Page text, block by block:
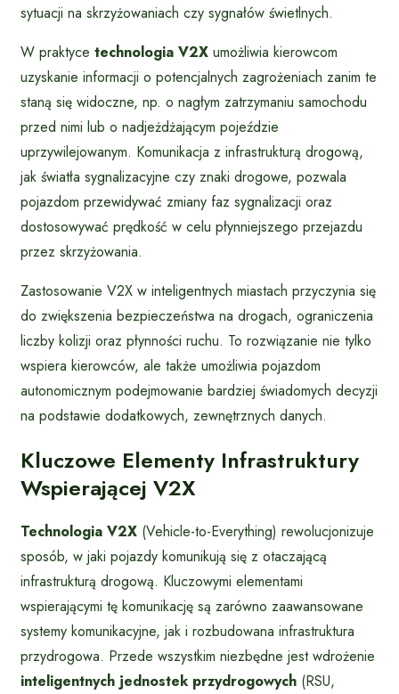
sytuacji na skrzyżowaniach czy sygnałów świetlnych.
W praktyce technologia V2X umożliwia kierowcom
uzyskanie informacji o potencjalnych zagrożeniach zanim te
staną się widoczne, np. o nagłym zatrzymaniu samochodu
przed nimi lub o nadjeżdżającym pojeździe
uprzywilejowanym. Komunikacja z infrastrukturą drogową,
jak światła sygnalizacyjne czy znaki drogowe, pozwala
pojazdom przewidywać zmiany faz sygnalizacji oraz
dostosowywać prędkość w celu płynniejszego przejazdu
przez skrzyżowania.
Zastosowanie V2X w inteligentnych miastach przyczynia się
do zwiększenia bezpieczeństwa na drogach, ograniczenia
liczby kolizji oraz płynności ruchu. To rozwiązanie nie tylko
wspiera kierowców, ale także umożliwia pojazdom
autonomicznym podejmowanie bardziej świadomych decyzji
na podstawie dodatkowych, zewnętrznych danych.
Kluczowe Elementy Infrastruktury
Wspierającej V2X
Technologia V2X (Vehicle-to-Everything) rewolucjonizuje
sposób, w jaki pojazdy komunikują się z otaczającą
infrastrukturą drogową. Kluczowymi elementami
wspierającymi tę komunikację są zarówno zaawansowane
systemy komunikacyjne, jak i rozbudowana infrastruktura
przydrogowa. Przede wszystkim niezbędne jest wdrożenie
inteligentnych jednostek przydrogowych (RSU,